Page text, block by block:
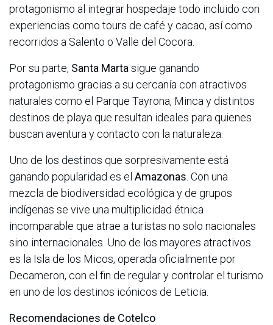
protagonismo al integrar hospedaje todo incluido con
experiencias como tours de café y cacao, así como
recorridos a Salento o Valle del Cocora.
Por su parte, Santa Martasigue ganando
protagonismo gracias a su cercanía con atractivos
naturales como el Parque Tayrona, Minca y distintos
destinos de playa que resultan ideales para quienes
buscan aventura y contacto con la naturaleza.
Uno de los destinos que sorpresivamente está
ganando popularidad es el Amazonas. Con una
mezcla de biodiversidad ecológica y de grupos
indígenas se vive una multiplicidad étnica
incomparable que atrae a turistas no solo nacionales
sino internacionales. Uno de los mayores atractivos
es la Isla de los Micos, operada oficialmente por
Decameron, con el fin de regular y controlar el turismo
en uno de los destinos icónicos de Leticia.
Recomendaciones de Cotelco